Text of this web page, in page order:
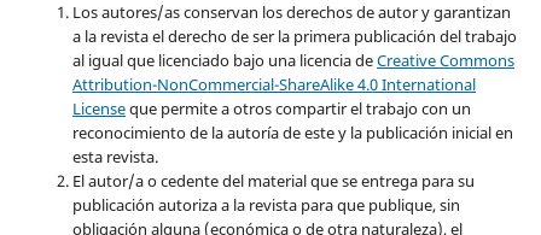
Los autores/as conservan los derechos de autor y garantizan
a la revista el derecho de ser la primera publicación del trabajo
al igual que licenciado bajo una licencia deCreative Commons
Attribution-NonCommercial-ShareAlike 4.0 International
Licenseque permite a otros compartir el trabajo con un
reconocimiento de la autoría de este y la publicación inicial en
esta revista.
El autor/a o cedente del material que se entrega para su
publicación autoriza a la revista para que publique, sin
obligación alguna (económica o de otra naturaleza), el